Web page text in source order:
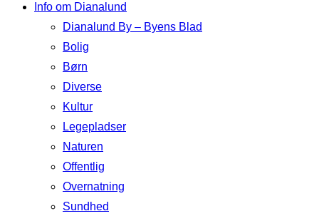
Info om Dianalund
Dianalund By – Byens Blad
Bolig
Børn
Diverse
Kultur
Legepladser
Naturen
Offentlig
Overnatning
Sundhed